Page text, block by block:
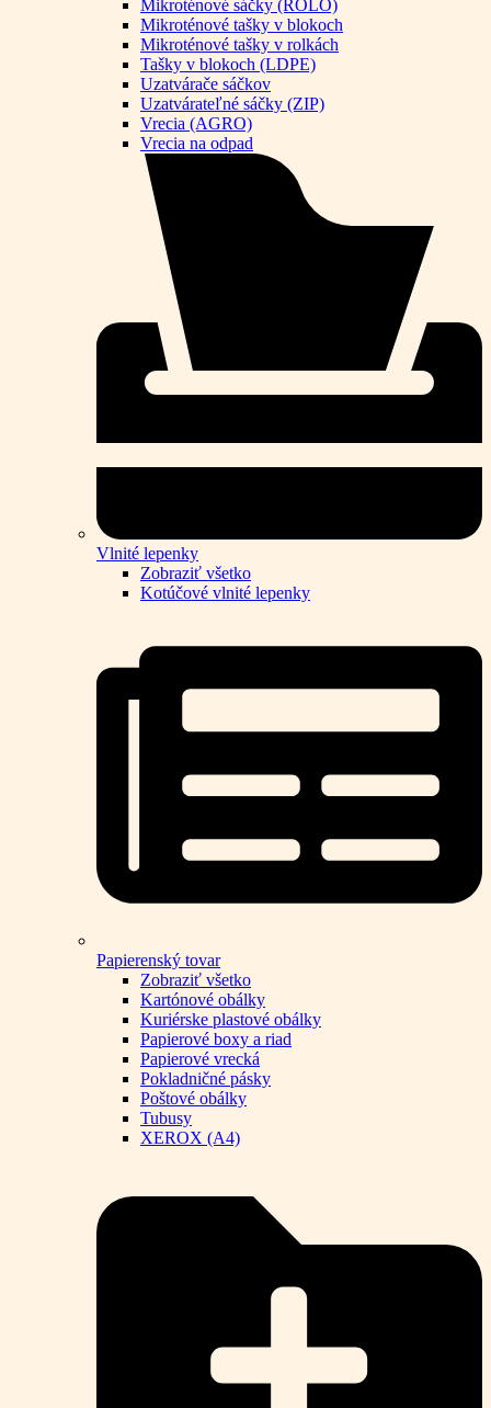
Mikroténové sáčky (ROLO)
Mikroténové tašky v blokoch
Mikroténové tašky v rolkách
Tašky v blokoch (LDPE)
Uzatvárače sáčkov
Uzatvárateľné sáčky (ZIP)
Vrecia (AGRO)
Vrecia na odpad
Vlnité lepenky
Zobraziť všetko
Kotúčové vlnité lepenky
Papierenský tovar
Zobraziť všetko
Kartónové obálky
Kuriérske plastové obálky
Papierové boxy a riad
Papierové vrecká
Pokladničné pásky
Poštové obálky
Tubusy
XEROX (A4)